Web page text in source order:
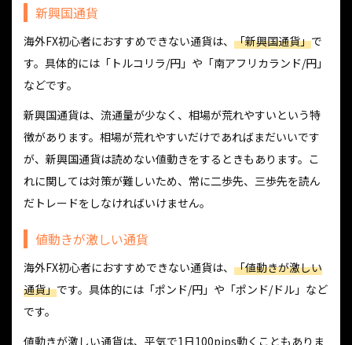
新興国通貨
海外FX初心者におすすめできない通貨は、 「新興国通貨」で
す。具体的には「トルコリラ/円」や「南アフリカランド/円」
などです。
新興国通貨は、流通量が少なく、相場が荒れやすいという特
徴があります。相場が荒れやすいだけであればまだいいです
が、新興国通貨は読めない値動きをするときもあります。こ
れに関しては対策が難しいため、常に二歩先、三歩先を読ん
だトレードをしなければいけません。
値動きが激しい通貨
海外FX初心者におすすめできない通貨は、 「値動きが激しい
通貨」です。具体的には「ポンド/円」や「ポンド/ドル」など
です。
値動きが激しい通貨は、平気で1日100pips動くこともありま